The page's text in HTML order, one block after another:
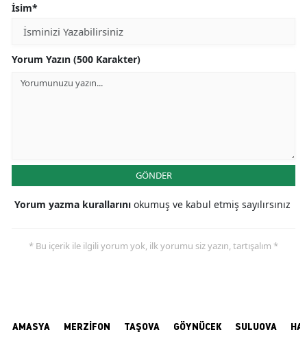
İsim*
Yorum Yazın (500 Karakter)
GÖNDER
Yorum yazma kurallarını okumuş ve kabul etmiş sayılırsınız
* Bu içerik ile ilgili yorum yok, ilk yorumu siz yazın, tartışalım *
AMASYA MERZİFON TAŞOVA GÖYNÜCEK SULUOVA